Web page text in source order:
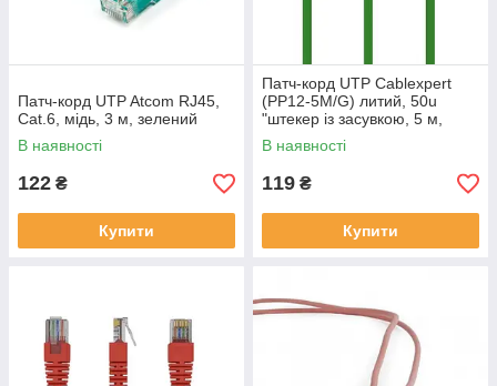
Патч-корд UTP Atcom RJ45,
Cat.6, мідь, 3 м, зелений
В наявності
122 ₴
Купити
Патч-корд UTP Cablexpert
(PP12-5M/G) литий, 50u
"штекер із засувкою, 5 м,
зелений
В наявності
119 ₴
Купити